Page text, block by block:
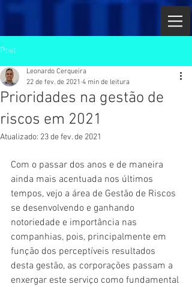
Post
Prioridades na gestão de
riscos em 2021
Leonardo Cerqueira
22 de fev. de 2021 4 min de leitura
Atualizado: 23 de fev. de 2021
Com o passar dos anos e de maneira
ainda mais acentuada nos últimos
tempos, vejo a área de Gestão de Riscos
se desenvolvendo e ganhando
notoriedade e importância nas
companhias, pois, principalmente em
função dos perceptíveis resultados
desta gestão, as corporações passam a
enxergar este serviço como fundamental